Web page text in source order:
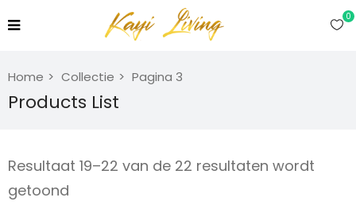
0
Home Collectie Pagina 3
Products List
Resultaat 19–22 van de 22 resultaten wordt
getoond